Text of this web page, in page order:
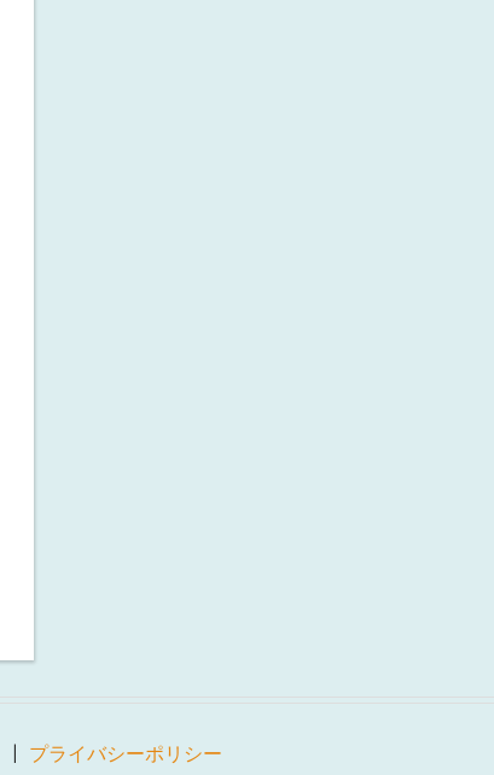
プライバシーポリシー